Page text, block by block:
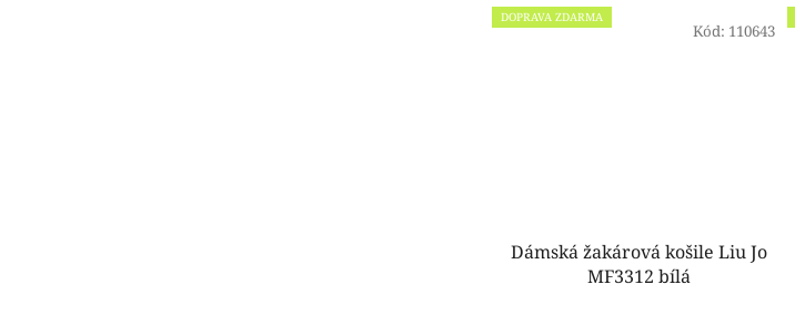
DOPRAVA ZDARMA
Dámská žakárová košile Liu Jo
MF3312 bílá
Kód: 110643